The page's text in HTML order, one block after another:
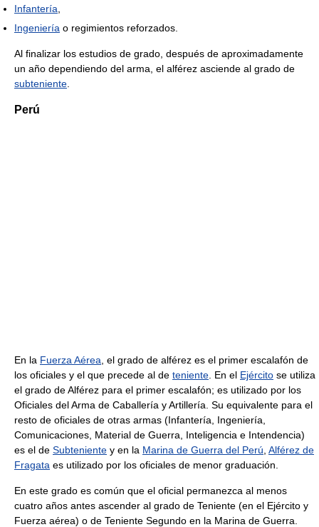
Infantería
Ingeniería o regimientos reforzados.
Al finalizar los estudios de grado, después de aproximadamente
un año dependiendo del arma, el alférez asciende al grado de
subteniente
Perú
En la Fuerza Aérea , el grado de alférez es el primer escalafón de
los oficiales y el que precede al de teniente . En el Ejército se utiliza
el grado de Alférez para el primer escalafón; es utilizado por los
Oficiales del Arma de Caballería y Artillería. Su equivalente para el
resto de oficiales de otras armas (Infantería, Ingeniería,
Comunicaciones, Material de Guerra, Inteligencia e Intendencia)
es el de Subteniente y en la Marina de Guerra del Perú Alférez de
Fragata es utilizado por los oficiales de menor graduación.
En este grado es común que el oficial permanezca al menos
cuatro años antes ascender al grado de Teniente (en el Ejército y
Fuerza aérea) o de Teniente Segundo en la Marina de Guerra.